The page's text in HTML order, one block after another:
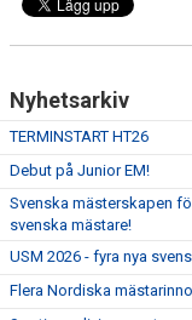
Nyhetsarkiv
TERMINSTART HT26
Debut på Junior EM!
Svenska mästerskapen
svenska mästare!
USM 2026 - fyra nya
Flera Nordiska